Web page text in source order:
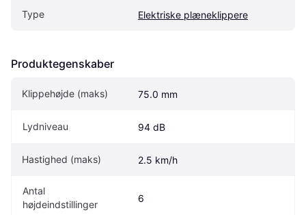
Type Elektriske plæneklippere
Produktegenskaber
Klippehøjde (maks) 75.0 mm
Lydniveau 94 dB
Hastighed (maks) 2.5 km/h
Antal
højdeindstillinger
6